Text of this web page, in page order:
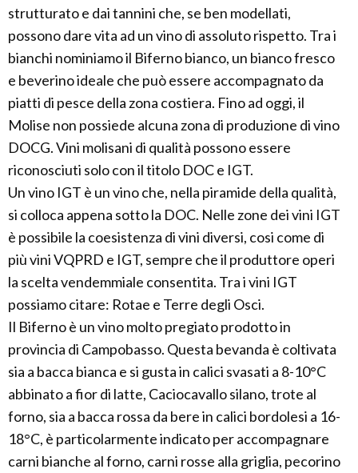
strutturato e dai tannini che, se ben modellati,
possono dare vita ad un vino di assoluto rispetto. Tra i
bianchi nominiamo il Biferno bianco, un bianco fresco
e beverino ideale che può essere accompagnato da
piatti di pesce della zona costiera. Fino ad oggi, il
Molise non possiede alcuna zona di produzione di vino
DOCG. Vini molisani di qualità possono essere
riconosciuti solo con il titolo DOC e IGT.
Un vino IGT è un vino che, nella piramide della qualità,
si colloca appena sotto la DOC. Nelle zone dei vini IGT
è possibile la coesistenza di vini diversi, cosi come di
più vini VQPRD e IGT, sempre che il produttore operi
la scelta vendemmiale consentita. Tra i vini IGT
possiamo citare: Rotae e Terre degli Osci.
Il Biferno è un vino molto pregiato prodotto in
provincia di Campobasso. Questa bevanda è coltivata
sia a bacca bianca e si gusta in calici svasati a 8-10°C
abbinato a fior di latte, Caciocavallo silano, trote al
forno, sia a bacca rossa da bere in calici bordolesi a 16-
18°C, è particolarmente indicato per accompagnare
carni bianche al forno, carni rosse alla griglia, pecorino